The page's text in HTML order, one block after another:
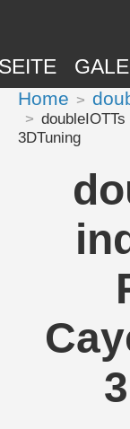
Home
3DTuning